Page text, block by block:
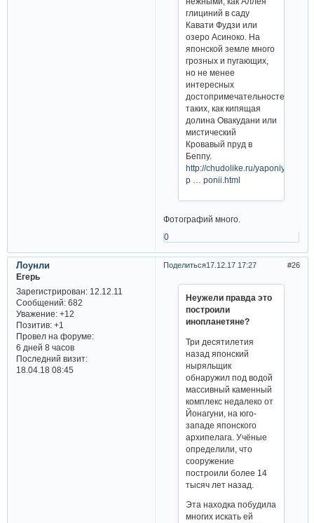
глициний в саду
Кавати Фудзи или
озеро Асиноко. На
японской земле много
грозных и пугающих,
но не менее
интересных
достопримечательностей,
таких, как кипящая
долина Овакудани или
мистический
Кровавый пруд в
Беппу.
http://chudolike.ru/yaponiya/
p … ponii.html
Фотографий много.
0
Поделиться 26
17.12.17 17:27
Лоунли
Егерь
Зарегистрирован: 12.12.11
Сообщений:682
Уважение: +12
Позитив: +1
Провел на форуме:
6 дней 8 часов
Последний визит:
18.04.18 08:45
Неужели правда это
построили
инопланетяне?
Три десятилетия
назад японский
ныряльщик
обнаружил под водой
массивный каменный
комплекс недалеко от
Йонагуни, на юго-
западе японского
архипелага. Учёные
определили, что
сооружение
построили более 14
тысяч лет назад.
Эта находка побудила
многих искать ей